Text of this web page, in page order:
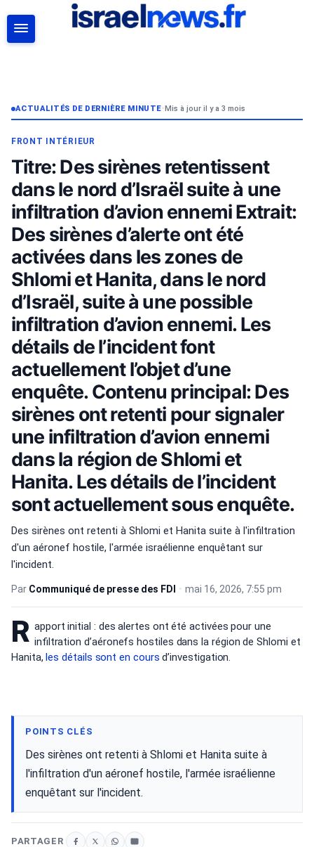
ACTUALITÉS DE DERNIÈRE MINUTE•Mis à jour il y a 3 mois
FRONT INTÉRIEUR
Titre: Des sirènes retentissent
dans le nord d’Israël suite à une
infiltration d’avion ennemi Extrait:
Des sirènes d’alerte ont été
activées dans les zones de
Shlomi et Hanita, dans le nord
d’Israël, suite à une possible
infiltration d’avion ennemi. Les
détails de l’incident font
actuellement l’objet d’une
enquête. Contenu principal: Des
sirènes ont retenti pour signaler
une infiltration d’avion ennemi
dans la région de Shlomi et
Hanita. Les détails de l’incident
sont actuellement sous enquête.
Des sirènes ont retenti à Shlomi et Hanita suite à l'infiltration
d'un aéronef hostile, l'armée israélienne enquêtant sur
l'incident.
Par Communiqué de presse des FDI • mai 16, 2026, 7:55 pm
R apport initial : des alertes ont été activées pour une
infiltration d’aéronefs hostiles dans la région de Shlomi et
Hanita,les détails sont en cours d’investigation.
POINTS CLÉS
Des sirènes ont retenti à Shlomi et Hanita suite à
l'infiltration d'un aéronef hostile, l'armée israélienne
enquêtant sur l'incident.
PARTAGER